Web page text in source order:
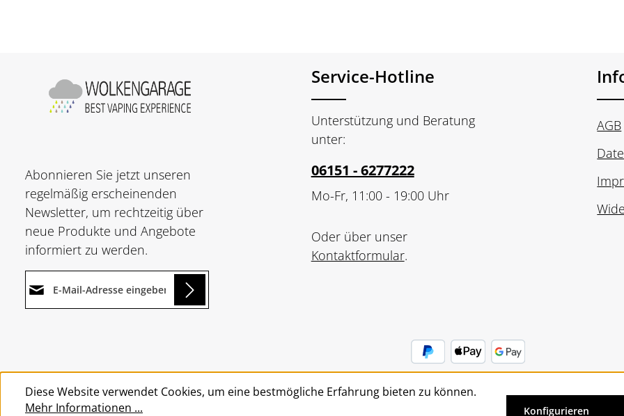
Abonnieren Sie jetzt unseren
regelmäßig erscheinenden
Newsletter, um rechtzeitig über
neue Produkte und Angebote
informiert zu werden.
zur Kenntnis genommen und
dieAGBgelesen und bin mit
die oben abgebildeten Zeichen
ein*
Pflichtfelder.
Service-Hotline
Unterstützung und Beratung
unter:
06151 - 6277222
Mo-Fr, 11:00 - 19:00 Uhr
Oder über unser
Kontaktformular.
AGB
Diese Website verwendet Cookies, um eine bestmögliche Erfahrung bieten zu können.
Mehr Informationen ...
Konfigurieren